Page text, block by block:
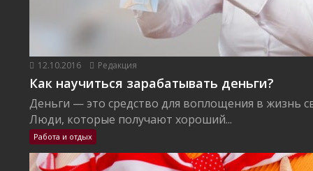
12.10.2016 Редакция
Как научиться зарабатывать деньги?
Деньги — это средство для воплощения в жизнь
Люди, которые получают хороший...
Работа и отдых